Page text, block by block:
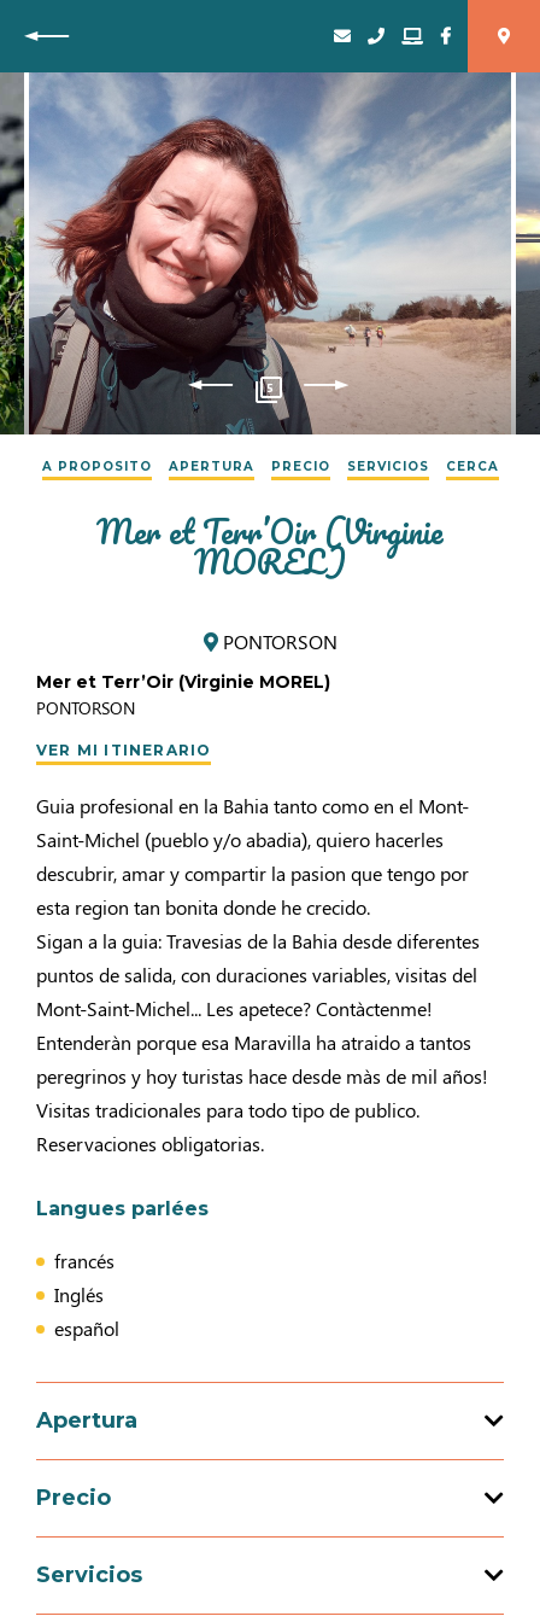
Vuelta
5
A PROPOSITO APERTURA PRECIO SERVICIOS CERCA
Mer et Terr’Oir (Virginie
MOREL)
PONTORSON
Mer et Terr’Oir (Virginie MOREL)
PONTORSON
VER MI ITINERARIO
Guia profesional en la Bahia tanto como en el Mont-
Saint-Michel (pueblo y/o abadia), quiero hacerles
descubrir, amar y compartir la pasion que tengo por
esta region tan bonita donde he crecido.
Sigan a la guia: Travesias de la Bahia desde diferentes
puntos de salida, con duraciones variables, visitas del
Mont-Saint-Michel... Les apetece? Contàctenme!
Entenderàn porque esa Maravilla ha atraido a tantos
peregrinos y hoy turistas hace desde màs de mil años!
Visitas tradicionales para todo tipo de publico.
Reservaciones obligatorias.
Langues parlées
francés
Inglés
español
Apertura
Apertura del 09 marzo 2026 al 03 julio 2026
Precio
Servicios